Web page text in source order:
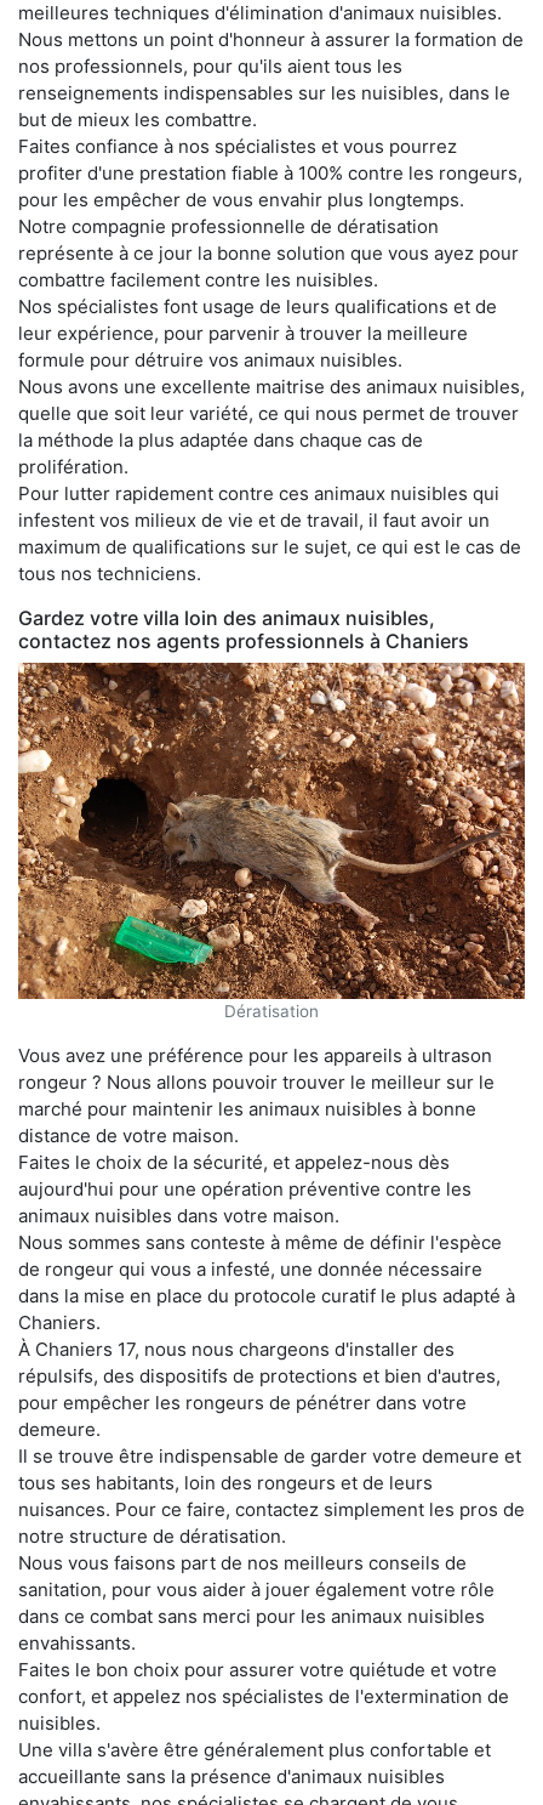
meilleures techniques d'élimination d'animaux nuisibles.
Nous mettons un point d'honneur à assurer la formation de
nos professionnels, pour qu'ils aient tous les
renseignements indispensables sur les nuisibles, dans le
but de mieux les combattre.
Faites confiance à nos spécialistes et vous pourrez
profiter d'une prestation fiable à 100% contre les rongeurs,
pour les empêcher de vous envahir plus longtemps.
Notre compagnie professionnelle de dératisation
représente à ce jour la bonne solution que vous ayez pour
combattre facilement contre les nuisibles.
Nos spécialistes font usage de leurs qualifications et de
leur expérience, pour parvenir à trouver la meilleure
formule pour détruire vos animaux nuisibles.
Nous avons une excellente maitrise des animaux nuisibles,
quelle que soit leur variété, ce qui nous permet de trouver
la méthode la plus adaptée dans chaque cas de
prolifération.
Pour lutter rapidement contre ces animaux nuisibles qui
infestent vos milieux de vie et de travail, il faut avoir un
maximum de qualifications sur le sujet, ce qui est le cas de
tous nos techniciens.
Gardez votre villa loin des animaux nuisibles,
contactez nos agents professionnels à Chaniers
Dératisation
Vous avez une préférence pour les appareils à ultrason
rongeur ? Nous allons pouvoir trouver le meilleur sur le
marché pour maintenir les animaux nuisibles à bonne
distance de votre maison.
Faites le choix de la sécurité, et appelez-nous dès
aujourd'hui pour une opération préventive contre les
animaux nuisibles dans votre maison.
Nous sommes sans conteste à même de définir l'espèce
de rongeur qui vous a infesté, une donnée nécessaire
dans la mise en place du protocole curatif le plus adapté à
Chaniers.
À Chaniers 17, nous nous chargeons d'installer des
répulsifs, des dispositifs de protections et bien d'autres,
pour empêcher les rongeurs de pénétrer dans votre
demeure.
Il se trouve être indispensable de garder votre demeure et
tous ses habitants, loin des rongeurs et de leurs
nuisances. Pour ce faire, contactez simplement les pros de
notre structure de dératisation.
Nous vous faisons part de nos meilleurs conseils de
sanitation, pour vous aider à jouer également votre rôle
dans ce combat sans merci pour les animaux nuisibles
envahissants.
Faites le bon choix pour assurer votre quiétude et votre
confort, et appelez nos spécialistes de l'extermination de
nuisibles.
Une villa s'avère être généralement plus confortable et
accueillante sans la présence d'animaux nuisibles